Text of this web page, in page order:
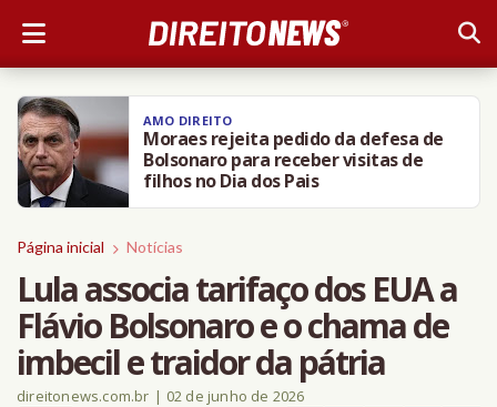
AMO DIREITO
Moraes rejeita pedido da defesa de
Bolsonaro para receber visitas de
filhos no Dia dos Pais
Página inicial Notícias
Lula associa tarifaço dos EUA a
Flávio Bolsonaro e o chama de
imbecil e traidor da pátria
direitonews.com.br | 02 de junho de 2026